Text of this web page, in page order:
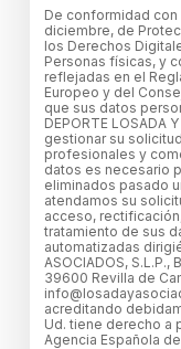
De conformidad con
diciembre, de
los Derechos
Personas físicas, y
reflejadas en el
Europeo y del
que sus datos
DEPORTE LOSADA
gestionar su
profesionales y
datos es necesario
eliminados pasado
atendamos su
acceso,
tratamiento de sus
automatizadas
ASOCIADOS, S.L.P.,
39600 Revilla de
acreditando
Ud. tiene derecho a
Agencia Española